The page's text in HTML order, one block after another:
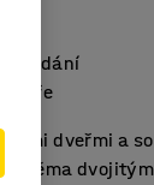
dveře
dveřmi a
dvěma